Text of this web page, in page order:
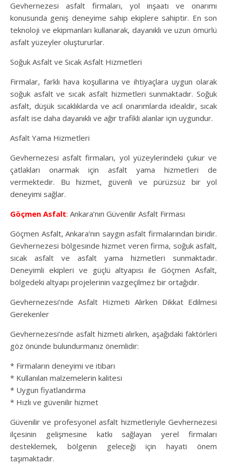
Gevhernezesi asfalt firmaları, yol inşaatı ve onarımı
konusunda geniş deneyime sahip ekiplere sahiptir. En son
teknoloji ve ekipmanları kullanarak, dayanıklı ve uzun ömürlü
asfalt yüzeyler oluştururlar.
Soğuk Asfalt ve Sıcak Asfalt Hizmetleri
Firmalar, farklı hava koşullarına ve ihtiyaçlara uygun olarak
soğuk asfalt ve sıcak asfalt hizmetleri sunmaktadır. Soğuk
asfalt, düşük sıcaklıklarda ve acil onarımlarda idealdir, sıcak
asfalt ise daha dayanıklı ve ağır trafikli alanlar için uygundur.
Asfalt Yama Hizmetleri
Gevhernezesi asfalt firmaları, yol yüzeylerindeki çukur ve
çatlakları onarmak için asfalt yama hizmetleri de
vermektedir. Bu hizmet, güvenli ve pürüzsüz bir yol
deneyimi sağlar.
Göçmen Asfalt: Ankara’nın Güvenilir Asfalt Firması
Göçmen Asfalt, Ankara’nın saygın asfalt firmalarından biridir.
Gevhernezesi bölgesinde hizmet veren firma, soğuk asfalt,
sıcak asfalt ve asfalt yama hizmetleri sunmaktadır.
Deneyimli ekipleri ve güçlü altyapısı ile Göçmen Asfalt,
bölgedeki altyapı projelerinin vazgeçilmez bir ortağıdır.
Gevhernezesi’nde Asfalt Hizmeti Alırken Dikkat Edilmesi
Gerekenler
Gevhernezesi’nde asfalt hizmeti alırken, aşağıdaki faktörleri
göz önünde bulundurmanız önemlidir:
* Firmaların deneyimi ve itibarı
* Kullanılan malzemelerin kalitesi
* Uygun fiyatlandırma
* Hızlı ve güvenilir hizmet
Güvenilir ve profesyonel asfalt hizmetleriyle Gevhernezesi
ilçesinin gelişmesine katkı sağlayan yerel firmaları
desteklemek, bölgenin geleceği için hayati önem
taşımaktadır.